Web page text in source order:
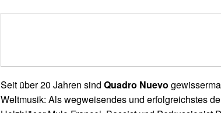
Seit über 20 Jahren sindQuadro Nuevo
Weltmusik: Als wegweisendes und erfolgreichstes